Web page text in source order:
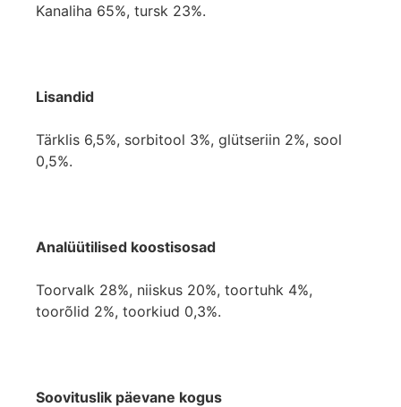
Kanaliha 65%, tursk 23%.
Lisandid
Tärklis 6,5%, sorbitool 3%, glütseriin 2%, sool
0,5%.
Analüütilised koostisosad
Toorvalk 28%, niiskus 20%, toortuhk 4%,
toorõlid 2%, toorkiud 0,3%.
Soovituslik päevane kogus